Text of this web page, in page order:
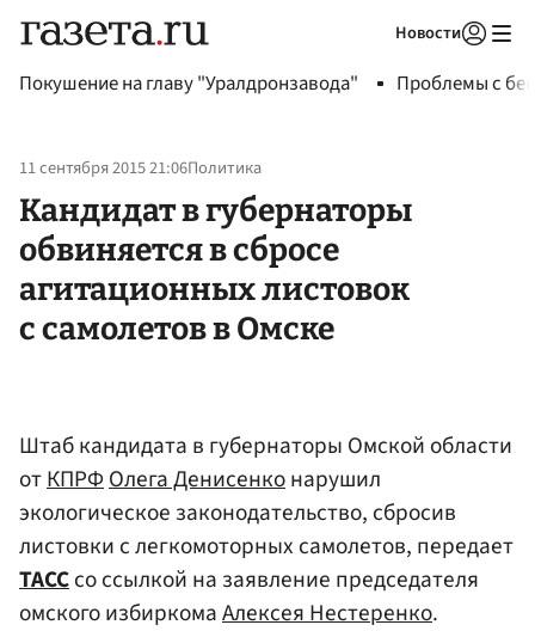
Новости
Покушение на главу "Уралдронзавода" Проблемы с
11 сентября 2015 21:06Политика
Кандидат в губернаторы
обвиняется в сбросе
агитационных листовок
с самолетов в Омске
Штаб кандидата в губернаторы Омской области
отКПРФОлега Денисенконарушил
экологическое законодательство, сбросив
листовки с легкомоторных самолетов, передает
ТАССсо ссылкой на заявление председателя
омского избиркомаАлексея Нестеренко.